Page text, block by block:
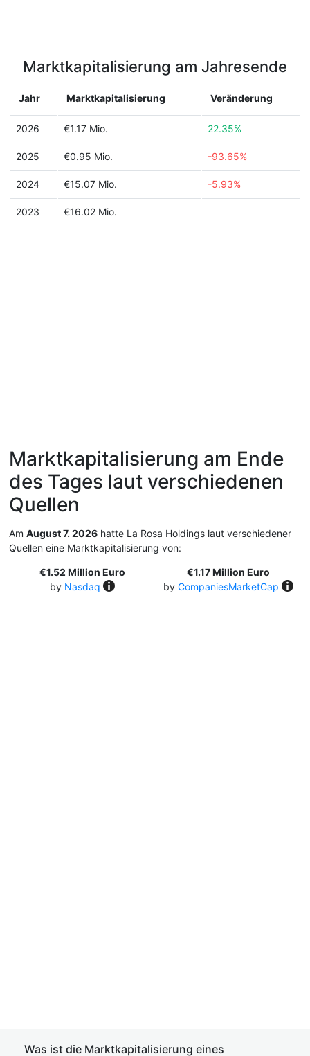
Marktkapitalisierung am Jahresende
Jahr Marktkapitalisierung Veränderung
2026 €1.17 Mio. 22.35%
2025 €0.95 Mio. -93.65%
2024 €15.07 Mio. -5.93%
2023 €16.02 Mio.
Marktkapitalisierung am Ende
des Tages laut verschiedenen
Quellen
Am August 7. 2026 hatte La Rosa Holdings laut verschiedener
Quellen eine Marktkapitalisierung von:
€1.52 Million Euro
by Nasdaq
€1.17 Million Euro
by CompaniesMarketCap
Was ist die Marktkapitalisierung eines